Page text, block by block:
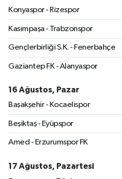
Konyaspor - Rizespor
Kasımpaşa - Trabzonspor
Gençlerbirliği S.K. - Fenerbahçe
Gaziantep FK - Alanyaspor
16 Ağustos, Pazar
Başakşehir - Kocaelispor
Beşiktaş - Eyüpspor
Amed - Erzurumspor FK
17 Ağustos, Pazartesi